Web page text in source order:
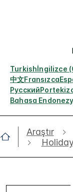
Turkishİngilizce
中文Fransızca
Русский
Bahasa
Araştır